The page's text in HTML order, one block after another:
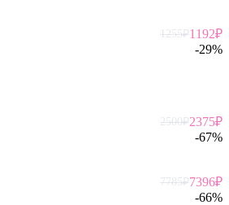
1255₽1192₽
-29%
2500₽2375₽
-67%
7785₽7396₽
-66%